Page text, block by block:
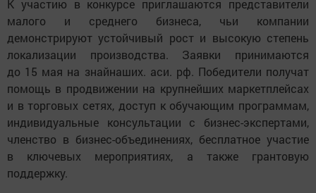
К участию в конкурсе приглашаются представители
малого и среднего бизнеса, чьи компании
демонстрируют устойчивый рост и высокую степень
локализации производства. Заявки принимаются
до 15 мая на знайнаших. аси. рф. Победители получат
помощь в продвижении на крупнейших маркетплейсах
и в торговых сетях, доступ к обучающим программам,
индивидуальные консультации с бизнес-экспертами,
членство в бизнес-объединениях, бесплатное участие
в ключевых мероприятиях, а также грантовую
поддержку.